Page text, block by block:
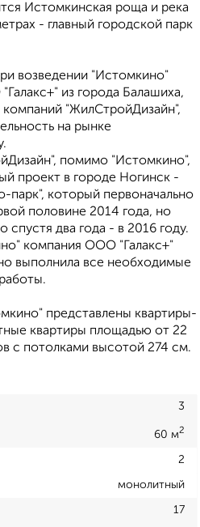
Истомкинская роща и река
- главный городской парк
возведении "Истомкино"
из города Балашиха,
компаний "ЖилСтройДизайн",
на рынке
помимо "Истомкино",
проект в городе Ногинск -
парк", который первоначально
половине 2014 года, но
спустя два года - в 2016 году.
компания ООО "Галакс+"
выполнила все необходимые
представлены квартиры-
квартиры площадью от 22
с потолками высотой 274 см.
3
60 м2
2
монолитный
17